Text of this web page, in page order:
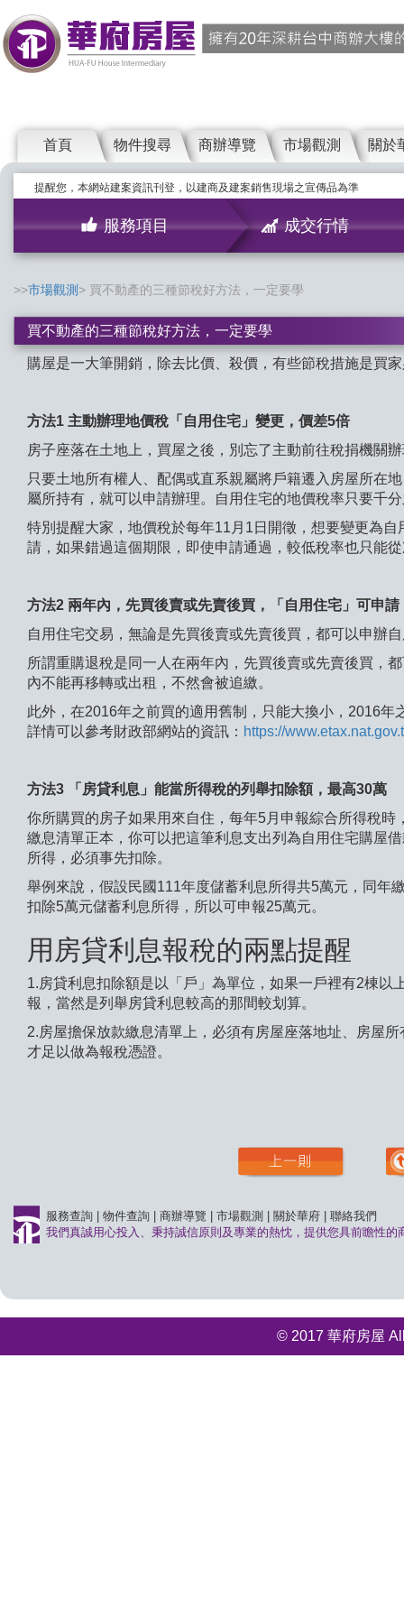
首頁 物件搜尋 商辦導覽 市場觀測 關於
提醒您，本網站建案資訊刊登，以建商及建案銷售現場之宣傳品為準
服務項目 成交行情
市場觀測 買不動產的三種節稅好方法，一定要學
買不動產的三種節稅好方法，一定要學
購屋是一大筆開銷，除去比價、殺價，有些節稅措施是買
方法1 主動辦理地價稅「自用住宅」變更，價差5倍
房子座落在土地上，買屋之後，別忘了主動前往稅捐機關
只要土地所有權人、配偶或直系親屬將戶籍遷入房屋所在
屬所持有，就可以申請辦理。自用住宅的地價稅率只要千
特別提醒大家，地價稅於每年11月1日開徵，想要變更為
請，如果錯過這個期限，即使申請通過，較低稅率也只能
方法2 兩年內，先買後賣或先賣後買，「自用住宅」可申請
自用住宅交易，無論是先買後賣或先賣後買，都可以申辦
所謂重購退稅是同一人在兩年內，先買後賣或先賣後買，
內不能再移轉或出租，不然會被追繳。
此外，在2016年之前買的適用舊制，只能大換小，2016
詳情可以參考財政部網站的資訊： https://
方法3 「房貸利息」能當所得稅的列舉扣除額，最高30萬
你所購買的房子如果用來自住，每年5月申報綜合所得稅
繳息清單正本，你可以把這筆利息支出列為自用住宅購屋
所得，必須事先扣除。
舉例來說，假設民國111年度儲蓄利息所得共5萬元，同年
扣除5萬元儲蓄利息所得，所以可申報25萬元。
用房貸利息報稅的兩點提醒
1.房貸利息扣除額是以「戶」為單位，如果一戶裡有2棟
報，當然是列舉房貸利息較高的那間較划算。
2.房屋擔保放款繳息清單上，必須有房屋座落地址、房屋
才足以做為報稅憑證。
服務查詢 物件查詢 商辦導覽 市場觀測 關於華府
聯絡我們
我們真誠用心投入、秉持誠信原則及專業的熱忱，提供您具前瞻性的
© 2017 華府房屋